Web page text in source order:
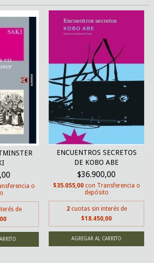
o
de
ENCUENTROS SECRETOS
DE KOBO ABE
$36.900,00
$35.055,00 con Transferencia o
depósito
2 cuotas sin interés de
$18.450,00